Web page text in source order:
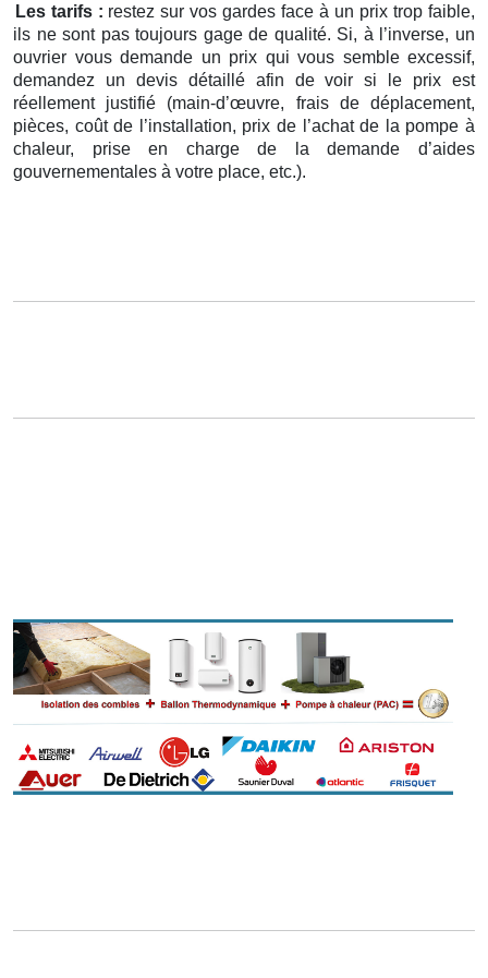
Les tarifs : restez sur vos gardes face à un prix trop faible,
ils ne sont pas toujours gage de qualité. Si, à l’inverse, un
ouvrier vous demande un prix qui vous semble excessif,
demandez un devis détaillé afin de voir si le prix est
réellement justifié (main-d’œuvre, frais de déplacement,
pièces, coût de l’installation, prix de l’achat de la pompe à
chaleur, prise en charge de la demande d’aides
gouvernementales à votre place, etc.).